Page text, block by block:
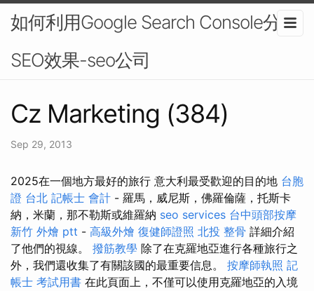
如何利用Google Search Console分析
SEO效果-seo公司
Cz Marketing (384)
Sep 29, 2013
2025在一個地方最好的旅行 意大利最受歡迎的目的地 台胞
證 台北 記帳士 會計 - 羅馬，威尼斯，佛羅倫薩，托斯卡
納，米蘭，那不勒斯或維羅納 seo services 台中頭部按摩
新竹 外燴 ptt - 高級外燴 復健師證照 北投 整骨 詳細介紹
了他們的視線。 撥筋教學 除了在克羅地亞進行各種旅行之
外，我們還收集了有關該國的最重要信息。 按摩師執照 記
帳士 考試用書 在此頁面上，不僅可以使用克羅地亞的入境